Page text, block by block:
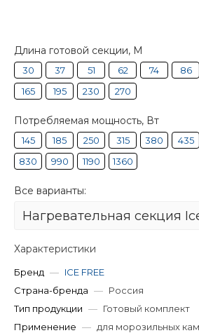
Длина готовой секции, М
30 37 51 62 74 86
165
195 230 270
Потребляемая мощность, Вт
145 185 250 315 380 435
830
990 1190 1360
Все варианты:
Характеристики
Бренд — ICE FREE
Страна-бренда — Россия
Тип продукции — Готовый комплект
Применение — для морозильных